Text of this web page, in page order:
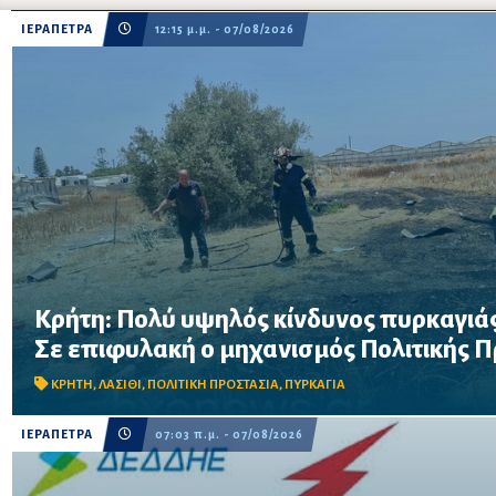
ΙΕΡΑΠΕΤΡΑ 12:15 μ.μ. - 07/08/2026
Κρήτη: Πολύ υψηλός κίνδυνος
Σε επιφυλακή ο μηχανισμός Πολιτικής
ΚΡΗΤΗ,ΛΑΣΙΘΙ, ΠΟΛΙΤΙΚΗ ΠΡΟΣΤΑΣΙΑ, ΠΥΡΚΑΓΙΑ
Σε επιφυλακή ο μηχανισμός Πολιτικής Προστασίας λόγω πολύ
στην Κρήτη το Σάββατο 8 Αυγούστου – Απαγορεύονται η χρήση
δασικές περιοχές, μεταξύ των οποίω...
ΙΕΡΑΠΕΤΡΑ 07:03 π.μ. - 07/08/2026